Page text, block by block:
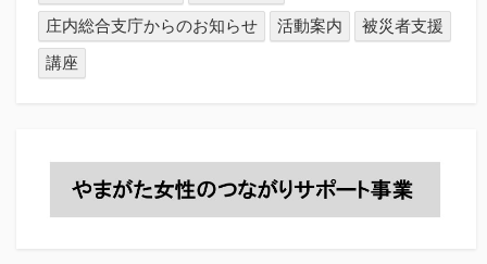
庄内総合支庁からのお知らせ
活動案内
被災者支援
講座